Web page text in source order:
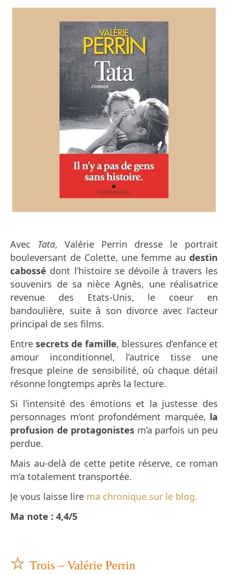
Avec Tata, Valérie Perrin dresse le portrait
bouleversant de Colette, une femme au destin
cabossé dont l’histoire se dévoile à travers les
souvenirs de sa nièce Agnès, une réalisatrice
revenue des Etats-Unis, le coeur en
bandoulière, suite à son divorce avec l’acteur
principal de ses films.
Entre secrets de famille, blessures d’enfance et
amour inconditionnel, l’autrice tisse une
fresque pleine de sensibilité, où chaque détail
résonne longtemps après la lecture.
Si l’intensité des émotions et la justesse des
personnages m’ont profondément marquée, la
profusion de protagonistes m’a parfois un peu
perdue.
Mais au-delà de cette petite réserve, ce roman
m’a totalement transportée.
Je vous laisse lire ma chronique sur le blog.
Ma note : 4,4/5
☆ Trois – Valérie Perrin